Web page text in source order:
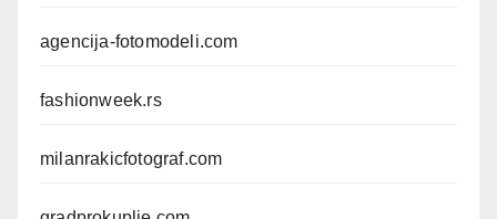
agencija-fotomodeli.com
fashionweek.rs
milanrakicfotograf.com